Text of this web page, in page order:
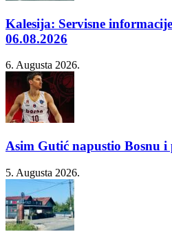
Kalesija: Servisne
06.08.2026
6. Augusta 2026.
Asim Gutić napustio Bosnu i
5. Augusta 2026.